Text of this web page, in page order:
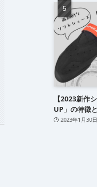
【2023新作
UP」の特徴
2023年1月30日